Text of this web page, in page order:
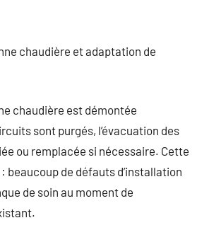
chaudière et adaptation de
chaudière est démontée
sont purgés, l’évacuation des
ou remplacée si nécessaire. Cette
beaucoup de défauts d’installation
de soin au moment de